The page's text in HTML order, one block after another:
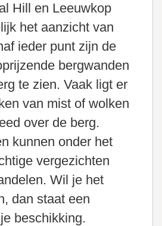
Hill en Leeuwkop
het aanzicht van
ieder punt zijn de
bergwanden
te zien. Vaak ligt er
van mist of wolken
over de berg.
kunnen onder het
vergezichten
Wil je het
dan staat een
beschikking.